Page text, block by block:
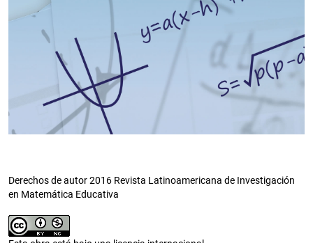
Derechos de autor 2016 Revista Latinoamericana de Investigación
en Matemática Educativa